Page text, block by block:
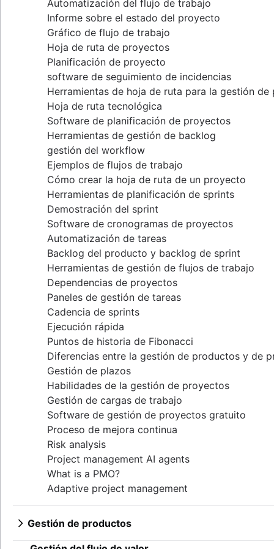
Automatización del flujo de trabajo
Informe sobre el estado del proyecto
Gráfico de flujo de trabajo
Hoja de ruta de proyectos
Planificación de proyecto
software de seguimiento de incidencias
Herramientas de hoja de ruta para la gestión de
Hoja de ruta tecnológica
Software de planificación de proyectos
Herramientas de gestión de backlog
gestión del workflow
Ejemplos de flujos de trabajo
Cómo crear la hoja de ruta de un proyecto
Herramientas de planificación de sprints
Demostración del sprint
Software de cronogramas de proyectos
Automatización de tareas
Backlog del producto y backlog de sprint
Herramientas de gestión de flujos de trabajo
Dependencias de proyectos
Paneles de gestión de tareas
Cadencia de sprints
Ejecución rápida
Puntos de historia de Fibonacci
Diferencias entre la gestión de productos y de
Gestión de plazos
Habilidades de la gestión de proyectos
Gestión de cargas de trabajo
Software de gestión de proyectos gratuito
Proceso de mejora continua
Risk analysis
Project management AI agents
What is a PMO?
Adaptive project management
Gestión de productos
¿Qué es la gestión de productos?